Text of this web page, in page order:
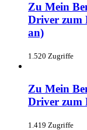
Zu Mein
Driver zum
an)
1.520 Zugriffe
Zu Mein
Driver zum
1.419 Zugriffe